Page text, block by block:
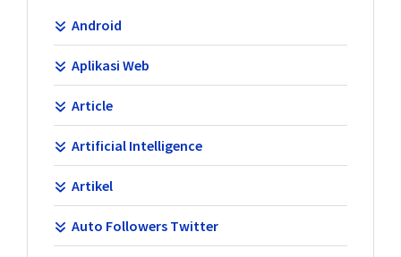
Android
Aplikasi Web
Article
Artificial Intelligence
Artikel
Auto Followers Twitter